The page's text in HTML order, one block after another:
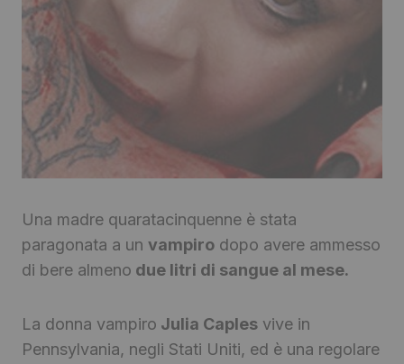
Una madre quaratacinquenne è stata
paragonata a un vampiro dopo avere ammesso
di bere almeno due litri di sangue al mese.
La donna vampiro Julia Caples vive in
Pennsylvania, negli Stati Uniti, ed è una regolare